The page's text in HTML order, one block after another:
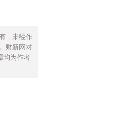
，未经作
财新网对
均为作者